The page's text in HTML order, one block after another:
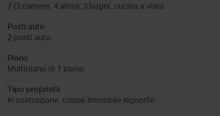
7 (3 camere, 4 altro), 3 bagni, cucina a vista
Posti auto
2 posti auto
Piano
Multipiano di 1 piano
Tipo proprietà
In costruzione, classe immobile signorile